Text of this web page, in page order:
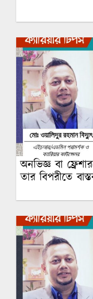
অনভিজ্ঞ বা
তার বিপরীতে